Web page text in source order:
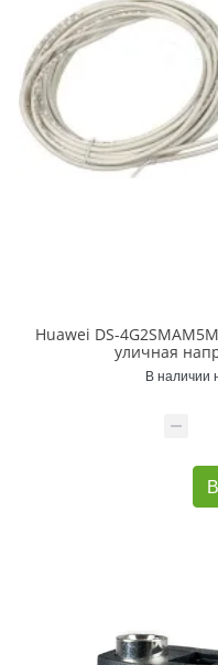
Huawei DS-
уличная
В наличии